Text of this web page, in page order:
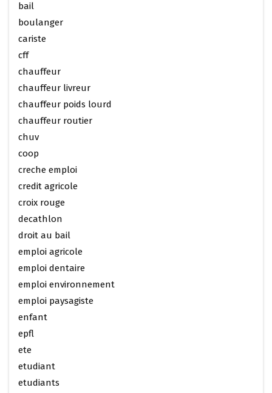
bail
boulanger
cariste
cff
chauffeur
chauffeur livreur
chauffeur poids lourd
chauffeur routier
chuv
coop
creche emploi
credit agricole
croix rouge
decathlon
droit au bail
emploi agricole
emploi dentaire
emploi environnement
emploi paysagiste
enfant
epfl
ete
etudiant
etudiants